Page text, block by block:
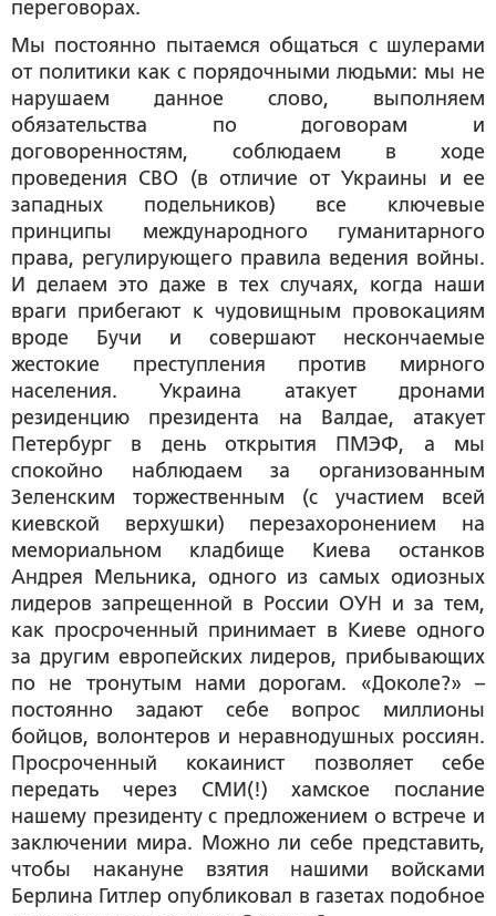
переговорах.
Мы постоянно пытаемся общаться с шулерами
от политики как с порядочными людьми: мы не
нарушаем данное слово, выполняем
обязательства по договорам и
договоренностям, соблюдаем в ходе
проведения СВО (в отличие от Украины и ее
западных подельников) все ключевые
принципы международного гуманитарного
права, регулирующего правила ведения войны.
И делаем это даже в тех случаях, когда наши
враги прибегают к чудовищным провокациям
вроде Бучи и совершают нескончаемые
жестокие преступления против мирного
населения. Украина атакует дронами
резиденцию президента на Валдае, атакует
Петербург в день открытия ПМЭФ, а мы
спокойно наблюдаем за организованным
Зеленским торжественным (с участием всей
киевской верхушки) перезахоронением на
мемориальном кладбище Киева останков
Андрея Мельника, одного из самых одиозных
лидеров запрещенной в России ОУН и за тем,
как просроченный принимает в Киеве одного
за другим европейских лидеров, прибывающих
по не тронутым нами дорогам. «Доколе?» –
постоянно задают себе вопрос миллионы
бойцов, волонтеров и неравнодушных россиян.
Просроченный кокаинист позволяет себе
передать через СМИ(!) хамское послание
нашему президенту с предложением о встрече и
заключении мира. Можно ли себе представить,
чтобы накануне взятия нашими войсками
Берлина Гитлер опубликовал в газетах подобное